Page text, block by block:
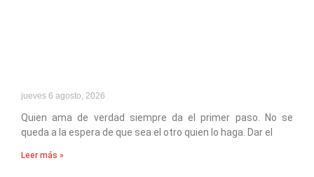
jueves 6 agosto, 2026
Quien ama de verdad siempre da el primer paso. No se
queda a la espera de que sea el otro quien lo haga. Dar el
Leer más »